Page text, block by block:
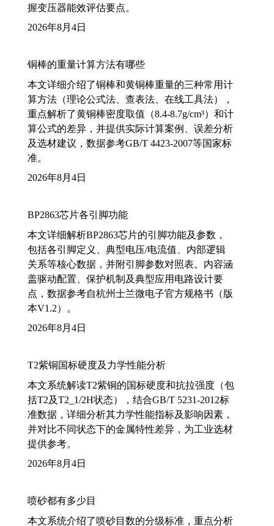
握变压器能效评估要点。
2026年8月4日
铜棒的重量计算方法有哪些
本文详细介绍了铜棒和黄铜棒重量的三种常用计
算方法（理论公式法、查表法、在线工具法），
重点解析了黄铜棒密度取值（8.4-8.7g/cm³）和计
算公式的差异，并提供实际计算案例、误差分析
及选材建议，数据参考GB/T 4423-2007等国家标
准。
2026年8月4日
BP2863芯片各引脚功能
本文详细解析BP2863芯片的引脚功能及参数，
包括各引脚定义、典型电压/电流值、内部逻辑
关系等核心数据，并附引脚参数对照表。内容涵
盖驱动配置、保护机制及典型应用电路设计要
点，数据参考自杭州士兰微电子官方规格书（版
本V1.2）。
2026年8月4日
T2紫铜国标硬度及力学性能分析
本文系统解读T2紫铜的国标硬度和抗拉强度（包
括T2及T2_1/2H状态），结合GB/T 5231-2012标
准数据，详细分析其力学性能指标及影响因素，
并对比不同状态下的金属特性差异，为工业选材
提供参考。
2026年8月4日
喷砂都有多少目
本文系统介绍了喷砂目数的分级标准，重点分析